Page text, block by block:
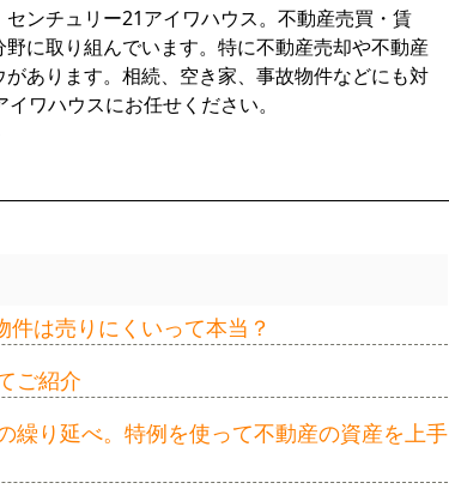
ンチュリー21アイワハウス。不動産売買・賃
に取り組んでいます。特に不動産売却や不動産
あります。相続、空き家、事故物件などにも対
ワハウスにお任せください。
件は売りにくいって本当？
ご紹介
繰り延べ。特例を使って不動産の資産を上手